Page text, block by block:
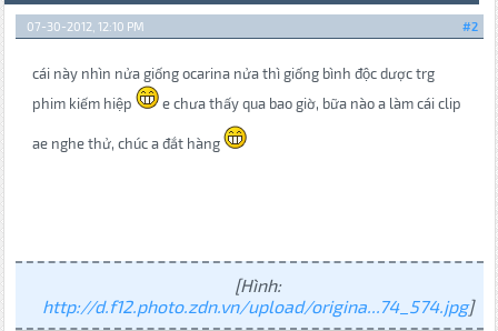
#2
07-30-2012, 12:10 PM
cái này nhìn nửa giống ocarina nửa thì giống bình độc dược trg
phim kiếm hiệp
e chưa thấy qua bao giờ, bữa nào a làm cái clip
ae nghe thử, chúc a đắt hàng
[Hình:
http://d.f12.photo.zdn.vn/upload/origina...74_574.jpg]